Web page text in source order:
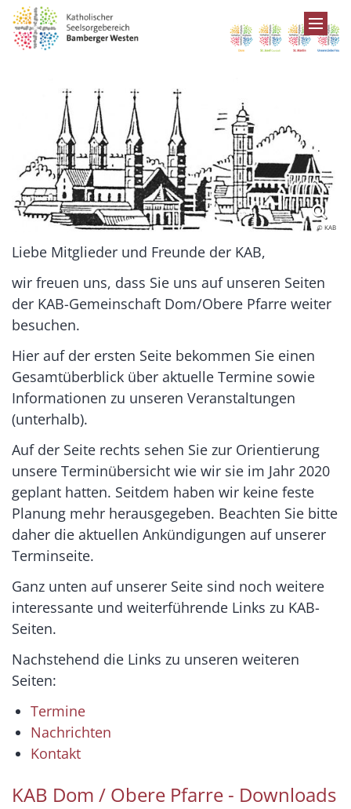
Zum Inhalt springen
© KAB
Liebe Mitglieder und Freunde der KAB,
wir freuen uns, dass Sie uns auf unseren Seiten
der KAB-Gemeinschaft Dom/Obere Pfarre weiter
besuchen.
Hier auf der ersten Seite bekommen Sie einen
Gesamtüberblick über aktuelle Termine sowie
Informationen zu unseren Veranstaltungen
(unterhalb).
Auf der Seite rechts sehen Sie zur Orientierung
unsere Terminübersicht wie wir sie im Jahr 2020
geplant hatten. Seitdem haben wir keine feste
Planung mehr herausgegeben. Beachten Sie bitte
daher die aktuellen Ankündigungen auf unserer
Terminseite.
Ganz unten auf unserer Seite sind noch weitere
interessante und weiterführende Links zu KAB-
Seiten.
Nachstehend die Links zu unseren weiteren
Seiten:
Termine
Nachrichten
Kontakt
KAB Dom / Obere Pfarre - Downloads